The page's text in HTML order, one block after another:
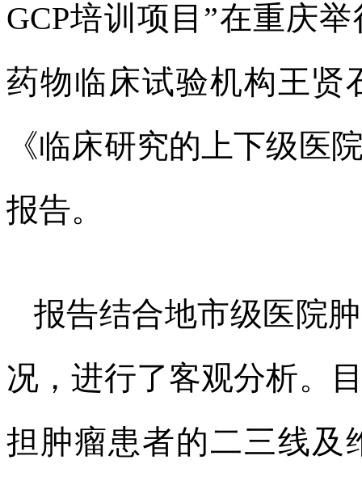
GCP培训项目”在重庆
药物临床试验机构王贤
《临床研究的上下级医
报告。
报告结合地市级医院
况，进行了客观分析。
担肿瘤患者的二三线及